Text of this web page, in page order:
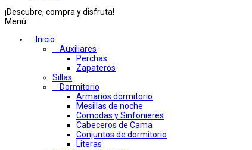
¡Descubre, compra y disfruta!
Menú
Inicio
Auxiliares
Perchas
Zapateros
Sillas
Dormitorio
Armarios dormitorio
Mesillas de noche
Comodas y Sinfonieres
Cabeceros de Cama
Conjuntos de dormitorio
Literas